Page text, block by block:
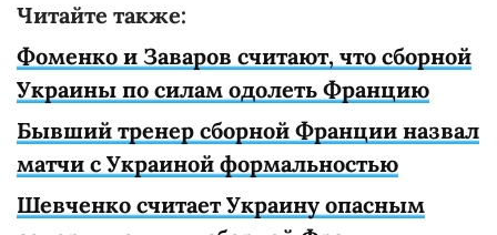
Читайте также:
Фоменко и Заваров считают, что сборной
Украины по силам одолеть Францию
Бывший тренер сборной Франции назвал
матчи с Украиной формальностью
Шевченко считает Украину опасным